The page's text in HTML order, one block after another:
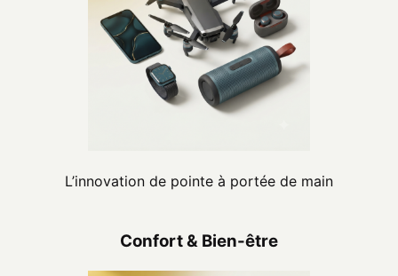
L’innovation de pointe à portée de main
Confort & Bien-être